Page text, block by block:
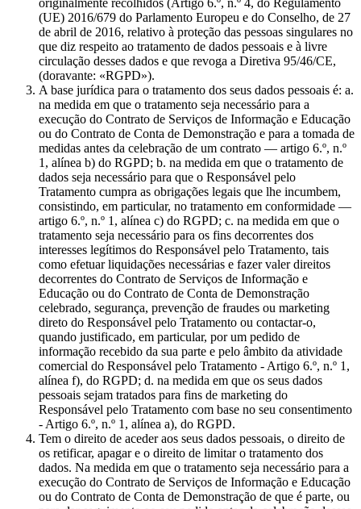
originalmente recolhidos (Artigo 6.º, n.º 4, do Regulamento
(UE) 2016/679 do Parlamento Europeu e do Conselho, de 27
de abril de 2016, relativo à proteção das pessoas singulares no
que diz respeito ao tratamento de dados pessoais e à livre
circulação desses dados e que revoga a Diretiva 95/46/CE,
(doravante: «RGPD»).
A base jurídica para o tratamento dos seus dados pessoais é: a.
na medida em que o tratamento seja necessário para a
execução do Contrato de Serviços de Informação e Educação
ou do Contrato de Conta de Demonstração e para a tomada de
medidas antes da celebração de um contrato — artigo 6.º, n.º
1, alínea b) do RGPD; b. na medida em que o tratamento de
dados seja necessário para que o Responsável pelo
Tratamento cumpra as obrigações legais que lhe incumbem,
consistindo, em particular, no tratamento em conformidade —
artigo 6.º, n.º 1, alínea c) do RGPD; c. na medida em que o
tratamento seja necessário para os fins decorrentes dos
interesses legítimos do Responsável pelo Tratamento, tais
como efetuar liquidações necessárias e fazer valer direitos
decorrentes do Contrato de Serviços de Informação e
Educação ou do Contrato de Conta de Demonstração
celebrado, segurança, prevenção de fraudes ou marketing
direto do Responsável pelo Tratamento ou contactar-o,
quando justificado, em particular, por um pedido de
informação recebido da sua parte e pelo âmbito da atividade
comercial do Responsável pelo Tratamento - Artigo 6.º, n.º 1,
alínea f), do RGPD; d. na medida em que os seus dados
pessoais sejam tratados para fins de marketing do
Responsável pelo Tratamento com base no seu consentimento
- Artigo 6.º, n.º 1, alínea a), do RGPD.
Tem o direito de aceder aos seus dados pessoais, o direito de
os retificar, apagar e o direito de limitar o tratamento dos
dados. Na medida em que o tratamento seja necessário para a
execução do Contrato de Serviços de Informação e Educação
ou do Contrato de Conta de Demonstração de que é parte, ou